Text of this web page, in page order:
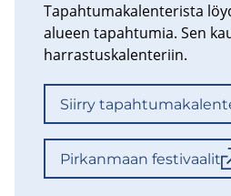
Ta­pah­tu­ma­ka­len­te­ris­ta
alu­een ta­pah­tu­mia. Sen
har­ras­tus­ka­len­te­riin.
Siir­ry
Pir­kan­maan fes­ti­vaa­lit